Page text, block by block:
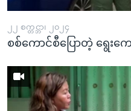
၂၂ စက္တင္ဘာ၊ ၂၀၂၄
စစ်ကောင်စီပြောတဲ့ ရွေး